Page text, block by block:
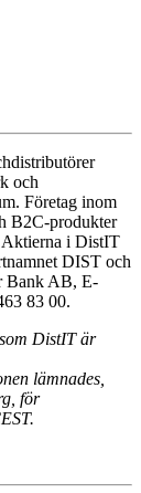
och
Företag inom
B2C-produkter
i DistIT
DIST och
Bank AB, E-
83 00.
DistIT är
lämnades,
för